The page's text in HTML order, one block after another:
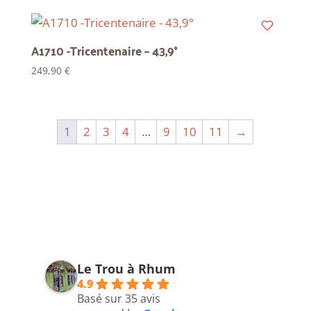
A1710 -Tricentenaire – 43,9°
249,90 €
1 2 3 4 … 9 10 11 →
Le Trou à Rhum
4.9
Basé sur 35 avis